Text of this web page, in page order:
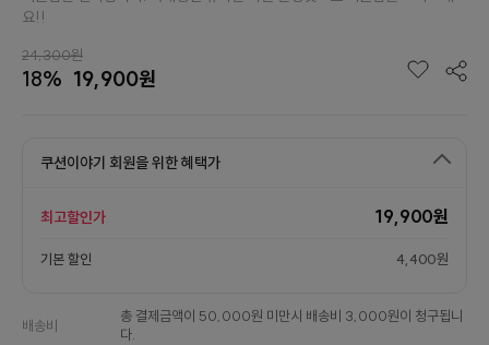
요!!
24,300원
18% 19,900원
쿠션이야기 회원을 위한 혜택가
최고할인가 19,900원
기본 할인 4,400원
배송비
총 결제금액이 50,000원 미만시 배송비 3,000원이 청구됩니
다.